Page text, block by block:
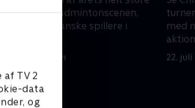
TV 2
data
og
på badmintonscenen,
masser af danske spillere i
2026 • 41 min
med
22. juli